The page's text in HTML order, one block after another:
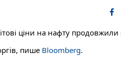
ціни на нафту продовжили
пише Bloomberg.